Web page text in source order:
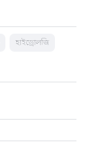
হাইড্রোলজি